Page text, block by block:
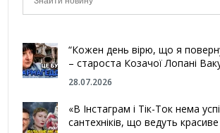
“Кожен день вірю, що я
– староста Козачої Лопані
28.07.2026
«В Інстаграм і Тік-Ток нема
сантехніків, що ведуть